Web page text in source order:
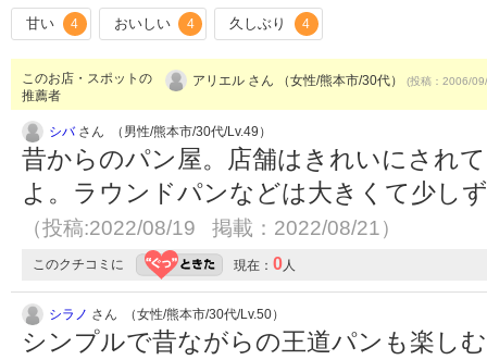
甘い 4 おいしい 4 久しぶり 4
このお店・スポットの
推薦者
アリエル さん （女性/熊本市/30代） (投稿：2006/
シバさん （男性/熊本市/30代/Lv.49）
昔からのパン屋。店舗はきれいにされ
よ。ラウンドパンなどは大きくて少し
（投稿:2022/08/19 掲載：2022/08/21）
このクチコミに 現在： 0人
シラノ さん （女性/熊本市/30代/Lv.50）
シンプルで昔ながらの王道パンも楽し